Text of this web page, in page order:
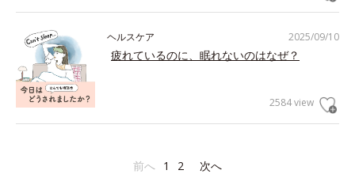
2025/09/10
ヘルスケア
疲れているのに、眠れないのはなぜ？
2584 view
前へ 1 2 次へ